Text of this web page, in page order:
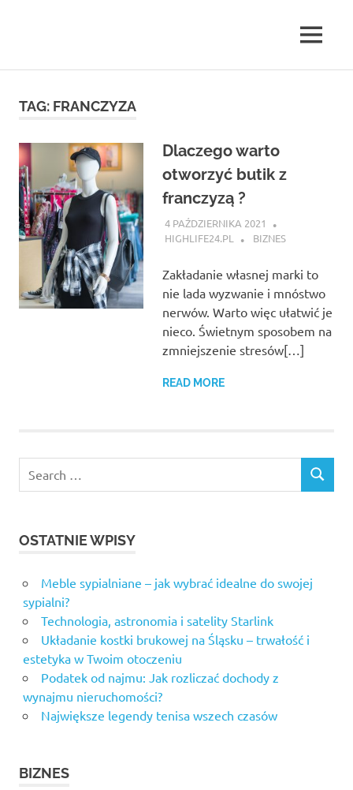
MENU
TAG: FRANCZYZA
Dlaczego warto
otworzyć butik z
franczyzą ?
4 PAŹDZIERNIKA 2021
HIGHLIFE24.PL
BIZNES
Zakładanie własnej marki to
nie lada wyzwanie i mnóstwo
nerwów. Warto więc ułatwić je
nieco. Świetnym sposobem na
zmniejszenie stresów[…]
READ MORE
for:
SEARCH
OSTATNIE WPISY
Meble sypialniane – jak wybrać idealne do swojej
sypialni?
Technologia, astronomia i satelity Starlink
Układanie kostki brukowej na Śląsku – trwałość i
estetyka w Twoim otoczeniu
Podatek od najmu: Jak rozliczać dochody z
wynajmu nieruchomości?
Największe legendy tenisa wszech czasów
BIZNES